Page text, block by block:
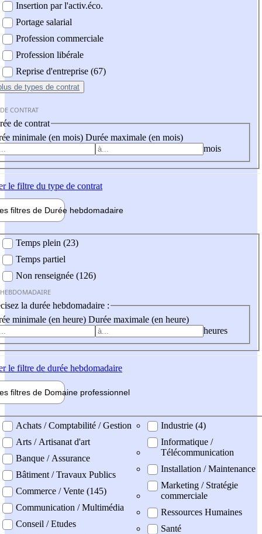
Insertion par l'activ.éco.
Portage salarial
Profession commerciale
Profession libérale
Reprise d'entreprise (67)
de types de contrat
CONTRAT
de contrat
minimale (en mois) Durée maximale (en mois)
mois
le filtre du type de contrat
filtres de Durée hebdomadaire
Temps plein (23)
Temps partiel
Non renseignée (126)
la durée hebdomadaire :
minimale (en heure) Durée maximale (en heure)
heures
le filtre de durée hebdomadaire
filtres de Domaine professionnel
professionel
Achats / Comptabilité / Gestion
Arts / Artisanat d'art
Banque / Assurance
Bâtiment / Travaux Publics
Commerce / Vente (145)
Communication / Multimédia
Conseil / Etudes
Industrie (4)
Informatique /
Télécommunication
Installation / Maintenance
Marketing / Stratégie
commerciale
Ressources Humaines
Santé